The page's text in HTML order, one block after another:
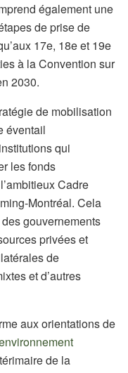
également une
de prise de
17e, 18e et 19e
à la Convention sur
2030.
de mobilisation
éventail
qui
les fonds
Cadre
Montréal. Cela
gouvernements
privées et
de
et d’autres
aux orientations de
de la